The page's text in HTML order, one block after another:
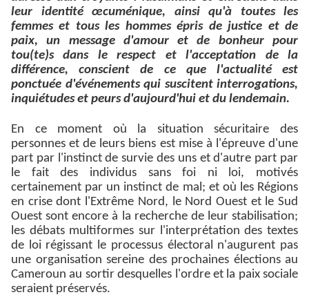
leur identité œcuménique, ainsi qu'à toutes les
femmes et tous les hommes épris de justice et de
paix, un message d'amour et de bonheur pour
tou(te)s dans le respect et l'acceptation de la
différence, conscient de ce que l'actualité est
ponctuée d'événements qui suscitent interrogations,
inquiétudes et peurs d'aujourd'hui et du lendemain.
En ce moment où la situation sécuritaire des
personnes et de leurs biens est mise à l'épreuve d'une
part par l'instinct de survie des uns et d'autre part par
le fait des individus sans foi ni loi, motivés
certainement par un instinct de mal; et où les Régions
en crise dont l'Extrême Nord, le Nord Ouest et le Sud
Ouest sont encore à la recherche de leur stabilisation;
les débats multiformes sur l'interprétation des textes
de loi régissant le processus électoral n'augurent pas
une organisation sereine des prochaines élections au
Cameroun au sortir desquelles l'ordre et la paix sociale
seraient préservés.